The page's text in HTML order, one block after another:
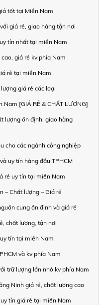
tốt tại Miền Nam
giá rẻ, giao hàng tận nơi
tín nhất tại miền Nam
giá rẻ kv phía Nam
rẻ tại miền Nam
giá rẻ các loại
[GIÁ RẺ & CHẤT LƯỢNG]
lượng ổn định, giao hàng
cho các ngành công nghiệp
uy tín hàng đầu TPHCM
rẻ uy tín tại miền Nam
– Chất lượng – Giá rẻ
cung ổn định và giá rẻ
chất lượng, tận nơi
tín tại miền Nam
và kv phía Nam
trữ lượng lớn nhỏ kv phía Nam
Ninh giá rẻ, chất lượng cao
tín giá rẻ tại miền Nam